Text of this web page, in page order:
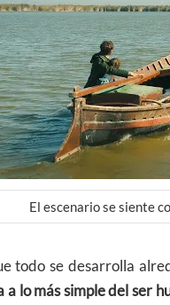
El escenario se siente
todo se desarrolla
a lo más simple del ser